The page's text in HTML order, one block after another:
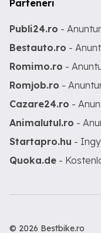
Parteneri
Publi24.ro -
Bestauto.ro -
Romimo.ro -
Romjob.ro -
Cazare24.ro -
Animalutul.ro -
Startapro.hu -
Quoka.de -
© 2026 Bestbike.ro